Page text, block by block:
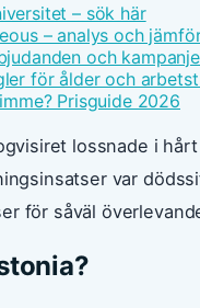
– sök här
– analys och
och
för ålder och
Prisguide 2026
lossnade i
var
för såväl